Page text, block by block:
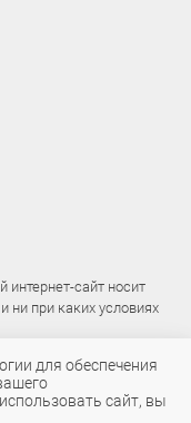
сайт носит
ни при каких условиях
для обеспечения
сайт, вы